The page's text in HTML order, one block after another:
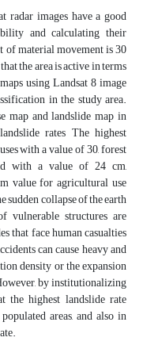
radar images have a good
and calculating their
material movement is 30
the area is active in terms
using Landsat 8 image
in the study area.
map and landslide map in
rates The highest
with a value of 30, forest
with a value of 24 cm,
value for agricultural use
sudden collapse of the earth
vulnerable structures are
that face human casualties
can cause heavy and
density or the expansion
by institutionalizing
the highest landslide rate
areas, and also in